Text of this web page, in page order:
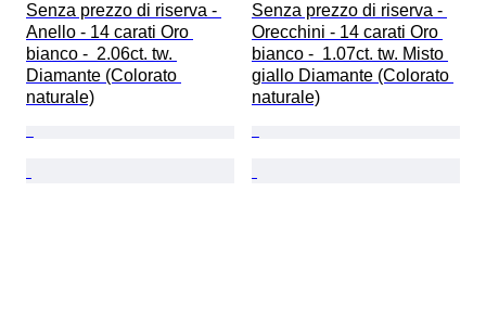
Senza prezzo di riserva -
Anello - 14 carati Oro
bianco -  2.06ct. tw.
Diamante (Colorato
naturale)
Senza prezzo di riserva -
Orecchini - 14 carati Oro
bianco -  1.07ct. tw. Misto
giallo Diamante (Colorato
naturale)